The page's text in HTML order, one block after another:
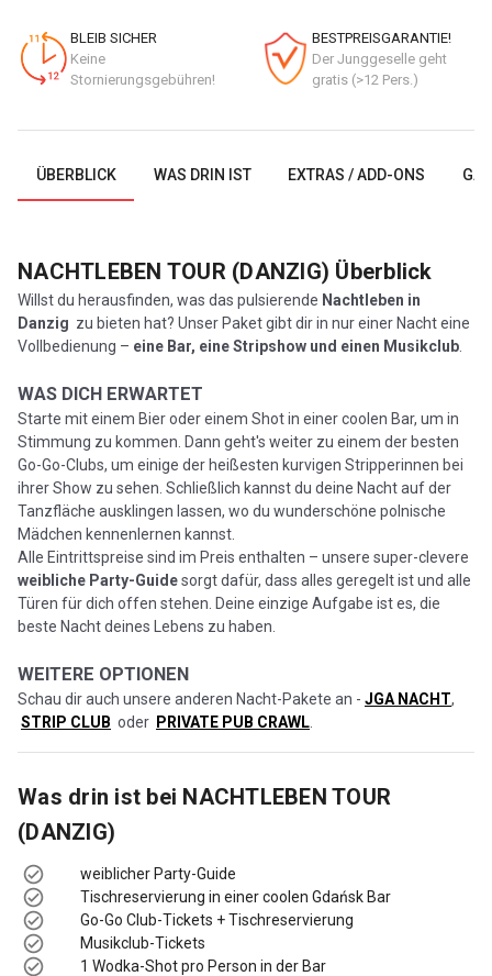
BLEIB SICHER
Keine
Stornierungsgebühren!
BESTPREISGARANTIE!
Der Junggeselle geht
gratis (>12 Pers.)
ÜBERBLICK WAS DRIN IST EXTRAS / ADD-ONS
NACHTLEBEN TOUR (DANZIG) Überblick
Willst du herausfinden, was das pulsierende Nachtleben in
Danzig zu bieten hat? Unser Paket gibt dir in nur einer Nacht eine
Vollbedienung – eine Bar, eine Stripshow und einen Musikclub
WAS DICH ERWARTET
Starte mit einem Bier oder einem Shot in einer coolen Bar, um in
Stimmung zu kommen. Dann geht's weiter zu einem der besten
Go-Go-Clubs, um einige der heißesten kurvigen Stripperinnen bei
ihrer Show zu sehen. Schließlich kannst du deine Nacht auf der
Tanzfläche ausklingen lassen, wo du wunderschöne polnische
Mädchen kennenlernen kannst.
Alle Eintrittspreise sind im Preis enthalten – unsere super-clevere
weibliche Party-Guidesorgt dafür, dass alles geregelt ist und alle
Türen für dich offen stehen. Deine einzige Aufgabe ist es, die
beste Nacht deines Lebens zu haben.
WEITERE OPTIONEN
Schau dir auch unsere anderen Nacht-Pakete an - JGA NACHT,
STRIP CLUB oder PRIVATE PUB CRAWL
Was drin ist bei NACHTLEBEN TOUR
(DANZIG)
weiblicher Party-Guide
Tischreservierung in einer coolen Gdańsk Bar
Go-Go Club-Tickets + Tischreservierung
Musikclub-Tickets
1 Wodka-Shot pro Person in der Bar